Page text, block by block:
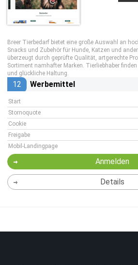
Breer Tierbedarf bietet eine große Auswahl an
Snacks und Zubehör für Hunde, Katzen und
überzeugt durch geprüfte Qualität, artgerechte
Sortiment namhafter Marken. Tierliebhaber
und glückliche Haltung.
12 Werbemittel
Start
Stornoquote
Cookie
Freigabe
Mobil-Landingpage
Anmelden
Details